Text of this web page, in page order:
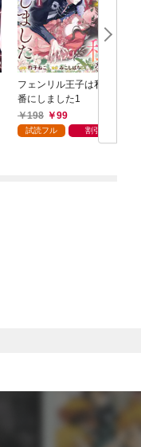
フェンリル王子は私を
番にしました1
198
99
試読フル 割引